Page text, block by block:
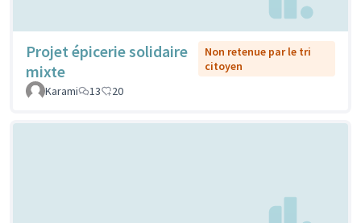
Projet épicerie solidaire
mixte
Non retenue par le tri
citoyen
Karami
13 20